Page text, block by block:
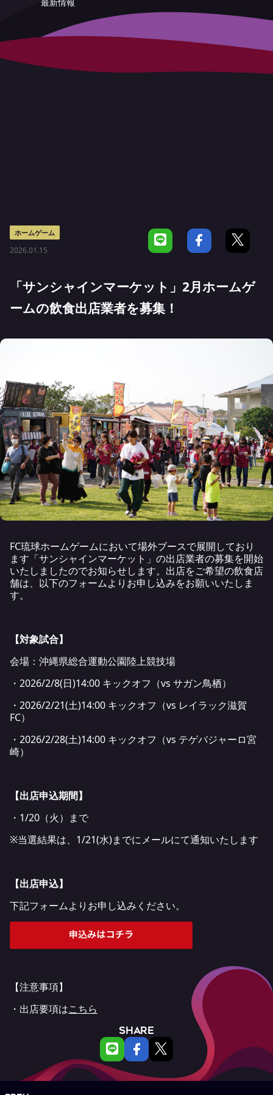
最新情報
ホームゲーム
2026.01.15
「サンシャインマーケット」2月ホームゲ
ームの飲食出店業者を募集！
FC琉球ホームゲームにおいて場外ブースで展開しており
ます「サンシャインマーケット」の出店業者の募集を開始
いたしましたのでお知らせします。出店をご希望の飲食店
舗は、以下のフォームよりお申し込みをお願いいたしま
す。
【対象試合】
会場：沖縄県総合運動公園陸上競技場
・2026/2/8(日)14:00 キックオフ（vs サガン鳥栖）
・2026/2/21(土)14:00 キックオフ（vs レイラック滋賀
FC）
・2026/2/28(土)14:00 キックオフ（vs テゲバジャーロ宮
崎）
【出店申込期間】
・1/20（火）まで
※当選結果は、1/21(水)までにメールにて通知いたします
【出店申込】
下記フォームよりお申し込みください。
【注意事項】
・出店要項はこちら
SHARE